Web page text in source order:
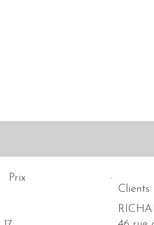
Prix
Clients